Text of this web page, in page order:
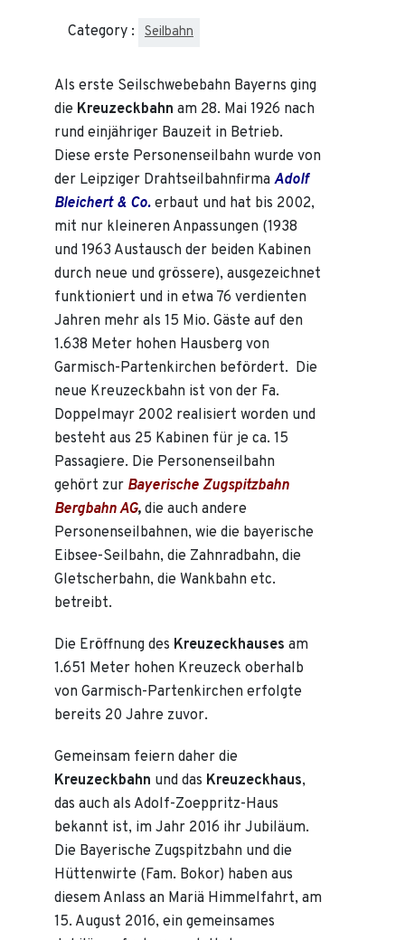
Category : Seilbahn
Als erste Seilschwebebahn Bayerns ging
die Kreuzeckbahn am 28. Mai 1926 nach
rund einjähriger Bauzeit in Betrieb.
Diese erste Personenseilbahn wurde von
der Leipziger Drahtseilbahnfirma Adolf
Bleichert & Co. erbaut und hat bis 2002,
mit nur kleineren Anpassungen (1938
und 1963 Austausch der beiden Kabinen
durch neue und grössere), ausgezeichnet
funktioniert und in etwa 76 verdienten
Jahren mehr als 15 Mio. Gäste auf den
1.638 Meter hohen Hausberg von
Garmisch-Partenkirchen befördert. Die
neue Kreuzeckbahn ist von der Fa.
Doppelmayr 2002 realisiert worden und
besteht aus 25 Kabinen für je ca. 15
Passagiere. Die Personenseilbahn
gehört zur Bayerische Zugspitzbahn
Bergbahn AG, die auch andere
Personenseilbahnen, wie die bayerische
Eibsee-Seilbahn, die Zahnradbahn, die
Gletscherbahn, die Wankbahn etc.
betreibt.
Die Eröffnung des Kreuzeckhauses am
1.651 Meter hohen Kreuzeck oberhalb
von Garmisch-Partenkirchen erfolgte
bereits 20 Jahre zuvor.
Gemeinsam feiern daher die
Kreuzeckbahn und das Kreuzeckhaus,
das auch als Adolf-Zoeppritz-Haus
bekannt ist, im Jahr 2016 ihr Jubiläum.
Die Bayerische Zugspitzbahn und die
Hüttenwirte (Fam. Bokor) haben aus
diesem Anlass an Mariä Himmelfahrt, am
15. August 2016, ein gemeinsames